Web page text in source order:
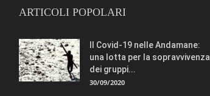
ARTICOLI POPOLARI
Il Covid-19 nelle Andamane:
una lotta per la sopravvivenza
dei gruppi...
30/09/2020